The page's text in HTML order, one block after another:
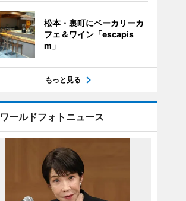
松本・裏町にベーカリーカ
フェ＆ワイン「escapis
m」
もっと見る
ワールドフォトニュース